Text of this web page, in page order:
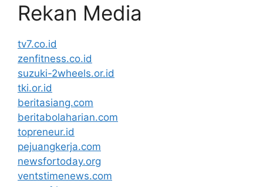
Rekan Media
tv7.co.id
zenfitness.co.id
suzuki-2wheels.or.id
tki.or.id
beritasiang.com
beritabolaharian.com
topreneur.id
pejuangkerja.com
newsfortoday.org
ventstimenews.com